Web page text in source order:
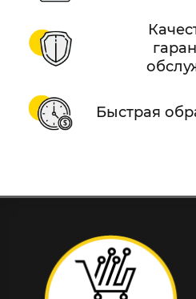
Быстрая